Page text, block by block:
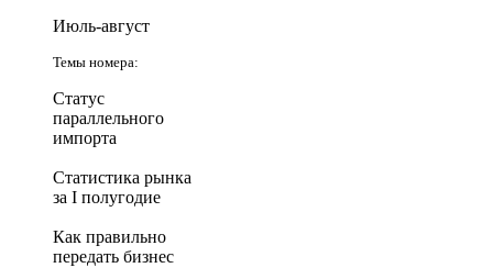
Июль-август
Темы номера:
Статус
параллельного
импорта
Статистика рынка
за I полугодие
Как правильно
передать бизнес